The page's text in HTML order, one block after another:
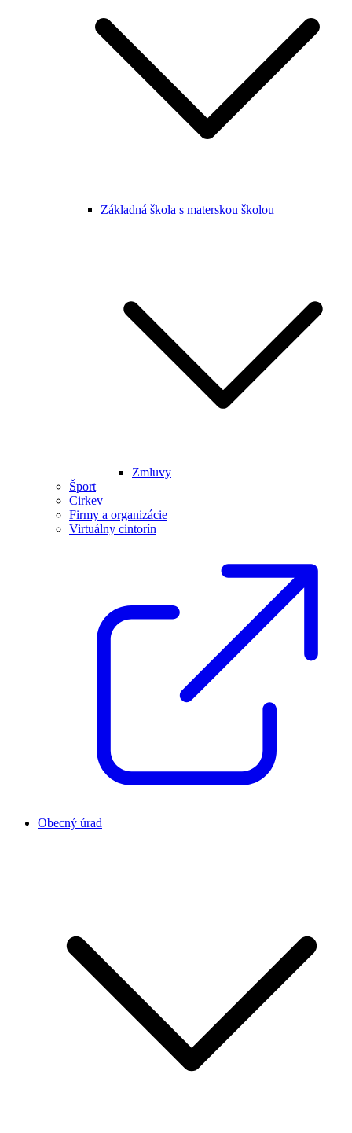
Základná škola s materskou školou
Zmluvy
Šport
Cirkev
Firmy a organizácie
Virtuálny cintorín
Obecný úrad